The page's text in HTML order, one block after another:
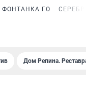
ФОНТАНКА ГО
Дом Репина.